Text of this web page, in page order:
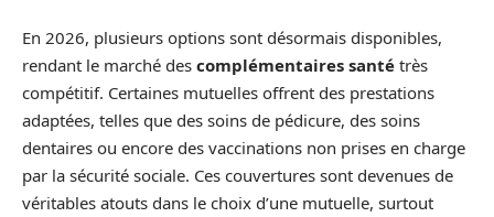
En 2026, plusieurs options sont désormais disponibles,
rendant le marché des complémentaires santé très
compétitif. Certaines mutuelles offrent des prestations
adaptées, telles que des soins de pédicure, des soins
dentaires ou encore des vaccinations non prises en charge
par la sécurité sociale. Ces couvertures sont devenues de
véritables atouts dans le choix d’une mutuelle, surtout